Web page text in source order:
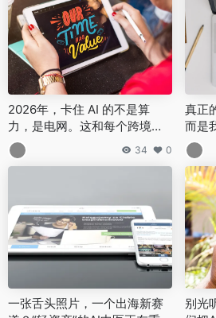
2026年，卡住 AI 的不是算
力，是电网。这和每个跨境卖
家都有关
34 0
真正
而是
一张舌头照片，一个出海新赛
别光